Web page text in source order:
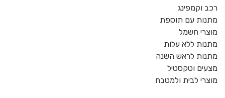
רכב וקמפינג
מתנות עם תוספת
מוצרי חשמל
מתנות ללא עלות
מתנות לראש השנה
מצעים וטקסטיל
מוצרי לבית ולמטבח